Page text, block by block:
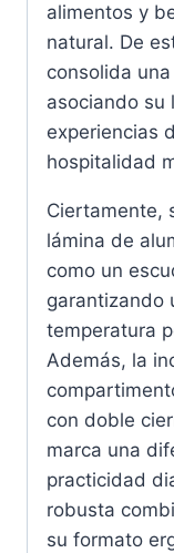
alimentos y
natural. De
consolida
asociando su
experiencias
hospitalidad
Ciertamente,
lámina de
como un
garantizando
temperatura
Además, la
con doble
marca una
practicidad
robusta
su formato